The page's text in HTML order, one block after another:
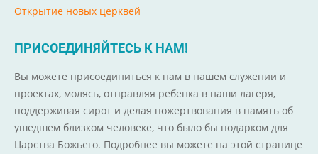
Открытие новых церквей
ПРИСОЕДИНЯЙТЕСЬ К НАМ!
Вы можете присоединиться к нам в нашем служении и
проектах, молясь, отправляя ребенка в наши лагеря,
поддерживая сирот и делая пожертвования в память об
ушедшем близком человеке, что было бы подарком для
Царства Божьего. Подробнее вы можете на этой странице